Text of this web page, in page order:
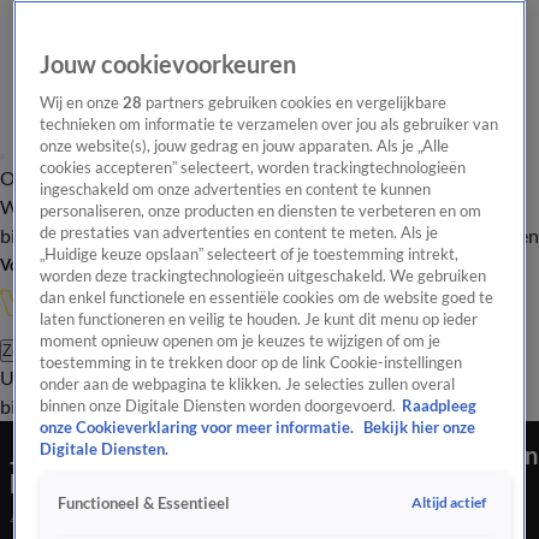
Overzicht Onze programma's Uitzendingen Onze gezichten
In de
WandelgangenInterviewsUitzending
bijwonenPodcastShopVeelgestelde vragenKijkersvraag insturen
Volg Vandaag Inside
Zoeken
UitzendingenVandaag InsideDe OranjezomerShopUitzending
bijwonen
Jan Boskamp schrok zich kapot van Oranje: 'Toen
hadden we het weer moeilijk'
4 juli 2024, 10:39
Jouw cookievoorkeuren
Wij en onze28 partners gebruiken cookies en vergelijkbare
technieken om informatie te verzamelen over jou als gebruiker van
onze website(s), jouw gedrag en jouw apparaten. Als je „Alle
cookies accepteren” selecteert, worden trackingtechnologieën
ingeschakeld om onze advertenties en content te kunnen
personaliseren, onze producten en diensten te verbeteren en om
de prestaties van advertenties en content te meten. Als je
„Huidige keuze opslaan” selecteert of je toestemming intrekt,
worden deze trackingtechnologieën uitgeschakeld. We gebruiken
dan enkel functionele en essentiële cookies om de website goed te
laten functioneren en veilig te houden. Je kunt dit menu op ieder
moment opnieuw openen om je keuzes te wijzigen of om je
toestemming in te trekken door op de link Cookie-instellingen
onder aan de webpagina te klikken. Je selecties zullen overal
binnen onze Digitale Diensten worden doorgevoerd. Raadpleeg
onze Cookieverklaring voor meer informatie.
Bekijk hier onze
Digitale Diensten.
Functioneel & Essentieel Altijd actief